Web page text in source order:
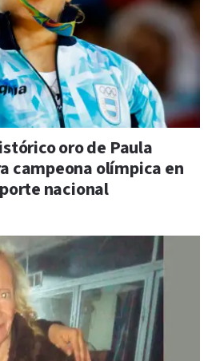
oro de Paula
campeona olímpica en
nacional